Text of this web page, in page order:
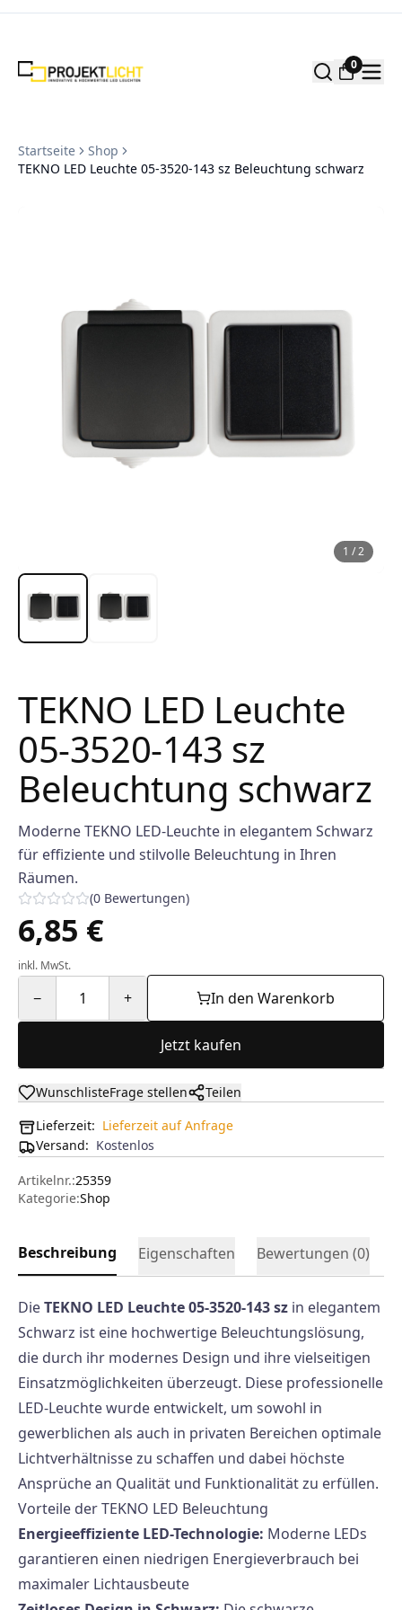
Zum Inhalt springen
0
Startseite
Shop
TEKNO LED Leuchte 05-3520-143 sz Beleuchtung schwarz
1 /2
TEKNO LED Leuchte
05-3520-143 sz
Beleuchtung schwarz
Moderne TEKNO LED-Leuchte in elegantem Schwarz
für effiziente und stilvolle Beleuchtung in Ihren
Räumen.
(0 Bewertungen)
6,85 €
inkl. MwSt.
− 1 + In den Warenkorb
Jetzt kaufen
WunschlisteFrage stellen
Teilen
Lieferzeit: Lieferzeit auf Anfrage
Versand: Kostenlos
Artikelnr.:25359
Kategorie:Shop
Beschreibung Eigenschaften Bewertungen (0)
DieTEKNO LED Leuchte 05-3520-143 sz in elegantem
Schwarz ist eine hochwertige Beleuchtungslösung,
die durch ihr modernes Design und ihre vielseitigen
Einsatzmöglichkeiten überzeugt. Diese professionelle
LED-Leuchte wurde entwickelt, um sowohl in
gewerblichen als auch in privaten Bereichen optimale
Lichtverhältnisse zu schaffen und dabei höchste
Ansprüche an Qualität und Funktionalität zu erfüllen.
Vorteile der TEKNO LED Beleuchtung
Energieeffiziente LED-Technologie: Moderne LEDs
garantieren einen niedrigen Energieverbrauch bei
maximaler Lichtausbeute